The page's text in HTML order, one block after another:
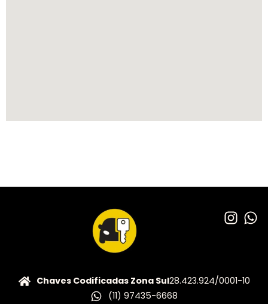
Chaves Codificadas Zona Sul28.423.924/0001-10
(11) 97435-6668